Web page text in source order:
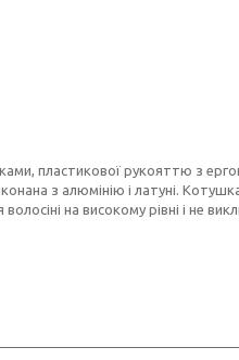
пластикової рукояттю з
з алюмінію і латуні.
на високому рівні і не